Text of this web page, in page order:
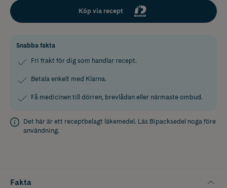
Köp via recept
Snabba fakta
Fri frakt för dig som handlar recept.
Betala enkelt med Klarna.
Få medicinen till dörren, brevlådan eller närmaste ombud.
Det här är ett receptbelagt läkemedel. Läs Bipacksedel noga före
användning.
Fakta